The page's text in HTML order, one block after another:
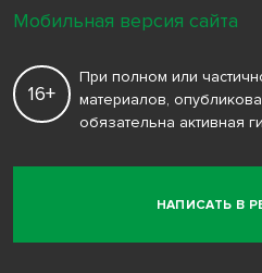
НАПИСАТЬ В
16+
При полном или
материалов,
обязательна активная
Мобильная версия сайта